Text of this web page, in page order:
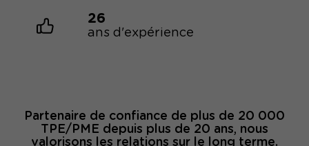
26
ans d'expérience
Partenaire de confiance de plus de 20 000
TPE/PME depuis plus de 20 ans, nous
valorisons les relations sur le long terme.